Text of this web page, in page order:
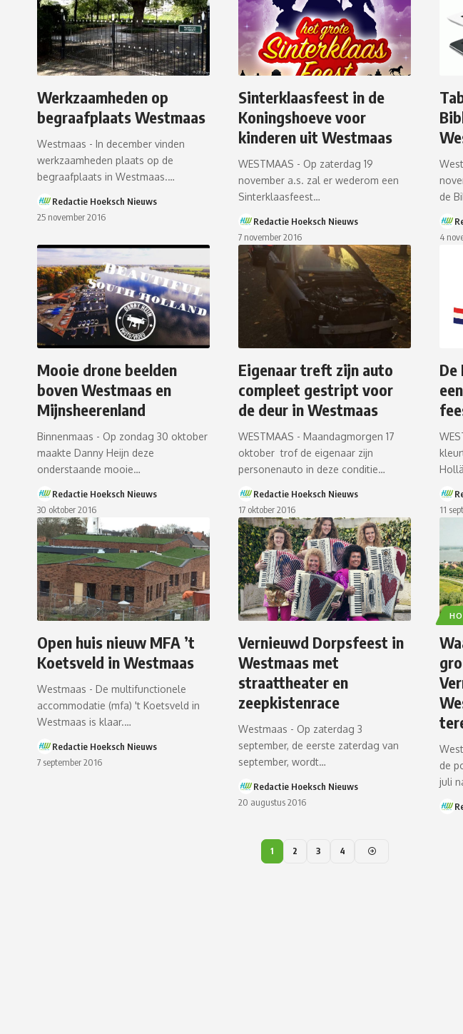
Werkzaamheden op
begraafplaats Westmaas
Westmaas - In december vinden
werkzaamheden plaats op de
begraafplaats in Westmaas.…
Redactie Hoeksch Nieuws
25 november 2016
Sinterklaasfeest in de
Koningshoeve voor
kinderen uit Westmaas
WESTMAAS - Op zaterdag 19
november a.s. zal er wederom een
Sinterklaasfeest…
Redactie Hoeksch Nieuws
7 november 2016
de
4
Mooie drone beelden
boven Westmaas en
Mijnsheerenland
Binnenmaas - Op zondag 30 oktober
maakte Danny Heijn deze
onderstaande mooie…
Redactie Hoeksch Nieuws
30 oktober 2016
Eigenaar treft zijn auto
compleet gestript voor
de deur in Westmaas
WESTMAAS - Maandagmorgen 17
oktober trof de eigenaar zijn
personenauto in deze conditie…
Redactie Hoeksch Nieuws
17 oktober 2016
De
11
Open huis nieuw MFA ’t
Koetsveld in Westmaas
Westmaas - De multifunctionele
accommodatie (mfa) 't Koetsveld in
Westmaas is klaar.…
Redactie Hoeksch Nieuws
7 september 2016
Vernieuwd Dorpsfeest in
Westmaas met
straattheater en
zeepkistenrace
Westmaas - Op zaterdag 3
september, de eerste zaterdag van
september, wordt…
Redactie Hoeksch Nieuws
20 augustus 2016
de
juli
1 2 3 4